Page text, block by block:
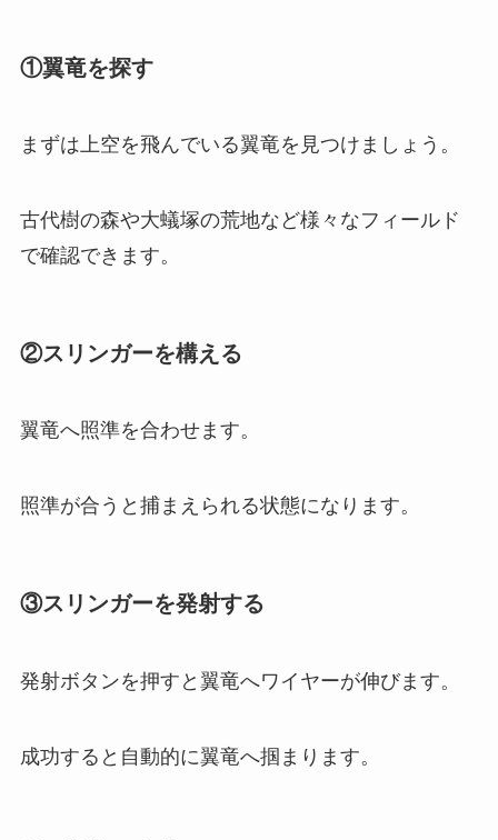
①翼竜を探す
まずは上空を飛んでいる翼竜を見つけましょう。
古代樹の森や大蟻塚の荒地など様々なフィールド
で確認できます。
②スリンガーを構える
翼竜へ照準を合わせます。
照準が合うと捕まえられる状態になります。
③スリンガーを発射する
発射ボタンを押すと翼竜へワイヤーが伸びます。
成功すると自動的に翼竜へ掴まります。